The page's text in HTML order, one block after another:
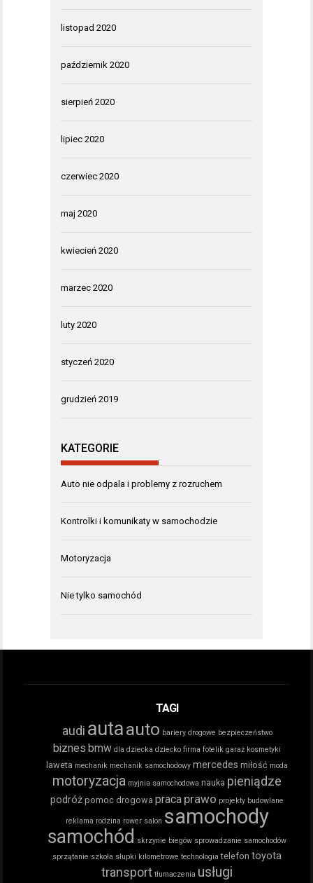
listopad 2020
październik 2020
sierpień 2020
lipiec 2020
czerwiec 2020
maj 2020
kwiecień 2020
marzec 2020
luty 2020
styczeń 2020
grudzień 2019
KATEGORIE
Auto nie odpala i problemy z rozruchem
Kontrolki i komunikaty w samochodzie
Motoryzacja
Nie tylko samochód
TAGI
audi autaauto bariery drogowe bezpieczeństwo
biznes bmw dla dziecka dziecko firma fotelik garaż kosmetyki
laweta mechanik mechanik samochodowy mercedes miłość moda
motoryzacja myjnia samochodowa nauka pieniądze
podróż pomoc drogowa praca prawo projekty budowlane
reklama rodzina rower salon samochody
samochód skrzynie biegów sprowadzanie samochodów
sprzątanie szkoła słupki kilometrowe technologia telefon toyota
transport tłumaczenia usługi